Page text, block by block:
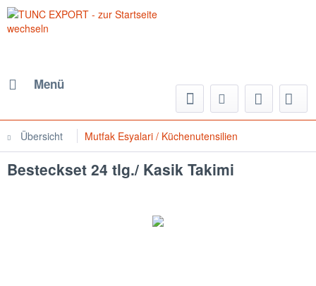
Menü
Übersicht Mutfak Esyalari / Küchenutensilien
Besteckset 24 tlg./ Kasik Takimi